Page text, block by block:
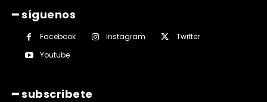
━ síguenos
Facebook Instagram
Twitter
Youtube
━ subscribete